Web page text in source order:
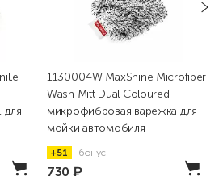
для
1130004W MaxShine Microfiber
Wash Mitt Dual Coloured
микрофибровая варежка для
мойки автомобиля
+51 бонус
730 ₽